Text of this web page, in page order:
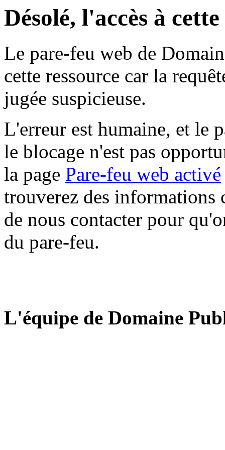
Désolé, l'accès à
Le pare-feu web de
cette ressource car la
jugée suspicieuse.
L'erreur est humaine, et le
le blocage n'est pas
la page Pare-feu web activé
trouverez des informations
de nous contacter pour
du pare-feu.
L'équipe de Domaine